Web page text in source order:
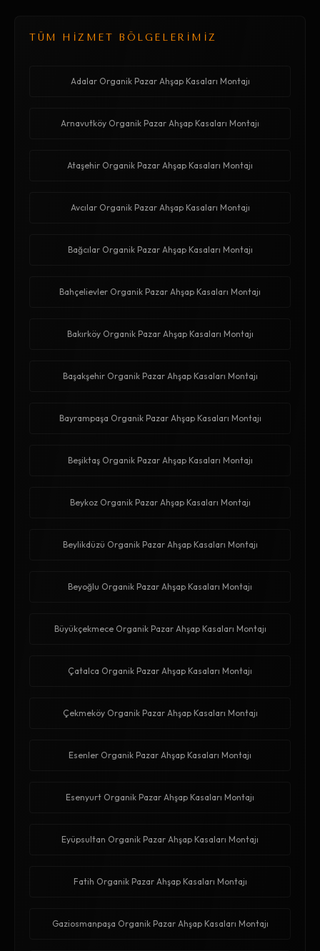
TÜM HİZMET BÖLGELERİMİZ
Adalar Organik Pazar Ahşap Kasaları Montajı
Arnavutköy Organik Pazar Ahşap Kasaları Montajı
Ataşehir Organik Pazar Ahşap Kasaları Montajı
Avcılar Organik Pazar Ahşap Kasaları Montajı
Bağcılar Organik Pazar Ahşap Kasaları Montajı
Bahçelievler Organik Pazar Ahşap Kasaları Montajı
Bakırköy Organik Pazar Ahşap Kasaları Montajı
Başakşehir Organik Pazar Ahşap Kasaları Montajı
Bayrampaşa Organik Pazar Ahşap Kasaları Montajı
Beşiktaş Organik Pazar Ahşap Kasaları Montajı
Beykoz Organik Pazar Ahşap Kasaları Montajı
Beylikdüzü Organik Pazar Ahşap Kasaları Montajı
Beyoğlu Organik Pazar Ahşap Kasaları Montajı
Büyükçekmece Organik Pazar Ahşap Kasaları Montajı
Çatalca Organik Pazar Ahşap Kasaları Montajı
Çekmeköy Organik Pazar Ahşap Kasaları Montajı
Esenler Organik Pazar Ahşap Kasaları Montajı
Esenyurt Organik Pazar Ahşap Kasaları Montajı
Eyüpsultan Organik Pazar Ahşap Kasaları Montajı
Fatih Organik Pazar Ahşap Kasaları Montajı
Gaziosmanpaşa Organik Pazar Ahşap Kasaları Montajı